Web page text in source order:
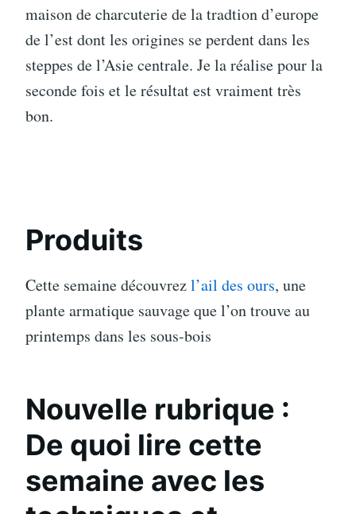
maison de charcuterie de la tradtion d’europe
de l’est dont les origines se perdent dans les
steppes de l’Asie centrale. Je la réalise pour la
seconde fois et le résultat est vraiment très
bon.
Produits
Cette semaine découvrezl’ail des ours, une
plante armatique sauvage que l’on trouve au
printemps dans les sous-bois
Nouvelle rubrique :
De quoi lire cette
semaine avec les